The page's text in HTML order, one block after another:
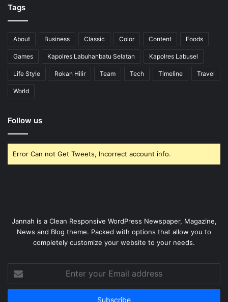
Tags
About Business Classic Color Content Foods
Games Kapolres Labuhanbatu Selatan Kapolres Labusel
Life Style Rokan Hilir Team Tech Timeline Travel
World
Follow us
Error Can not Get Tweets, Incorrect account info.
Jannah is a Clean Responsive WordPress Newspaper, Magazine,
News and Blog theme. Packed with options that allow you to
completely customize your website to your needs.
your
Email